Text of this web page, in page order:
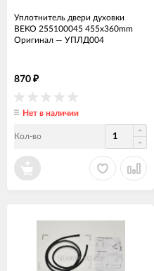
Уплотнитель двери духовки
BEKO 255100045 455x360mm
Оригинал — УПЛД004
870 ₽
Нет в наличии
Кол-во